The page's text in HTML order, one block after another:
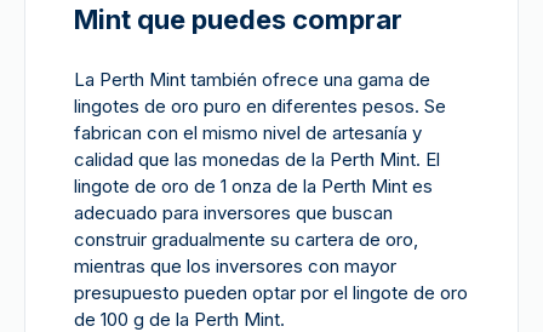
Mint que puedes comprar
La Perth Mint también ofrece una gama de
lingotes de oro puro en diferentes pesos. Se
fabrican con el mismo nivel de artesanía y
calidad que las monedas de la Perth Mint. El
lingote de oro de 1 onza de la Perth Mint es
adecuado para inversores que buscan
construir gradualmente su cartera de oro,
mientras que los inversores con mayor
presupuesto pueden optar por el lingote de oro
de 100 g de la Perth Mint.